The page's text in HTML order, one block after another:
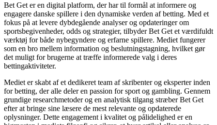
Bet Get er en digital platform, der har til formål at informere og
engagere danske spillere i den dynamiske verden af betting. Med et
fokus på at levere dybdegående analyser og opdateringer om
sportsbegivenheder, odds og strategier, tilbyder Bet Get et værdifuldt
værktøj for både nybegyndere og erfarne spillere. Mediet fungerer
som en bro mellem information og beslutningstagning, hvilket gør
det muligt for brugerne at træffe informerede valg i deres
bettingaktiviteter.
Mediet er skabt af et dedikeret team af skribenter og eksperter inden
for betting, der alle deler en passion for sport og gambling. Gennem
grundige researchmetoder og en analytisk tilgang stræber Bet Get
efter at bringe sine læsere de mest relevante og opdaterede
oplysninger. Dette engagement i kvalitet og pålidelighed er en